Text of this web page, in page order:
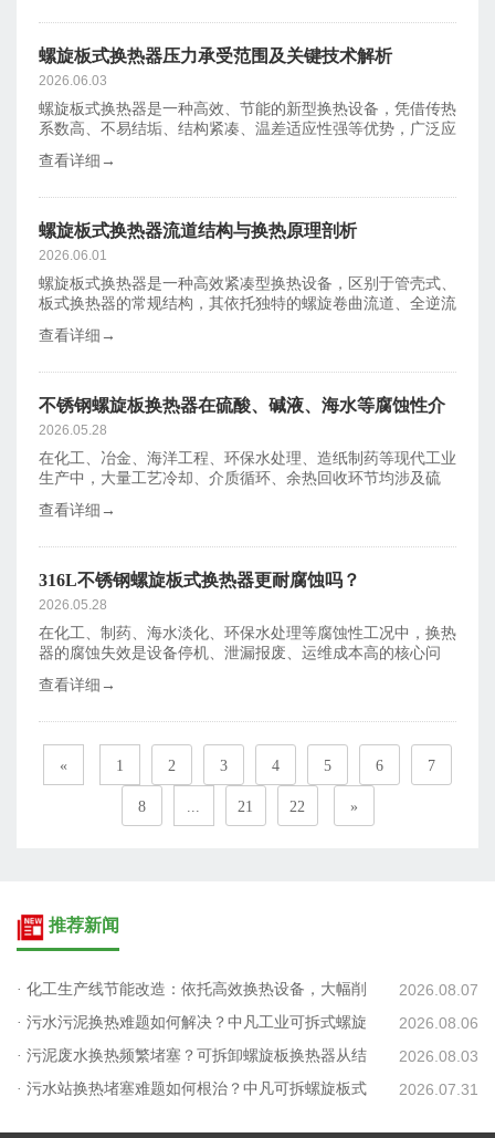
螺旋板式换热器压力承受范围及关键技术解析
2026.06.03
螺旋板式换热器是一种高效、节能的新型换热设备，凭借传热
系数高、不易结垢、结构紧凑、温差适应性强等优势，广泛应
查看详细→
螺旋板式换热器流道结构与换热原理剖析
2026.06.01
螺旋板式换热器是一种高效紧凑型换热设备，区别于管壳式、
板式换热器的常规结构，其依托独特的螺旋卷曲流道、全逆流
查看详细→
不锈钢螺旋板换热器在硫酸、碱液、海水等腐蚀性介
质冷却中的应用
2026.05.28
在化工、冶金、海洋工程、环保水处理、造纸制药等现代工业
生产中，大量工艺冷却、介质循环、余热回收环节均涉及硫
查看详细→
316L不锈钢螺旋板式换热器更耐腐蚀吗？
2026.05.28
​在化工、制药、海水淡化、环保水处理等腐蚀性工况中，换热
器的腐蚀失效是设备停机、泄漏报废、运维成本高的核心问
查看详细→
« 1 2 3 4 5 6 7
8 21 22 »
推荐新闻
2026.08.07
· 化工生产线节能改造：依托高效换热设备，大幅削
减蒸汽消耗
2026.08.06
· 污水污泥换热难题如何解决？中凡工业可拆式螺旋
板给出低碳方案
2026.08.03
· 污泥废水换热频繁堵塞？可拆卸螺旋板换热器从结
构解决清洗难题
2026.07.31
· 污水站换热堵塞难题如何根治？中凡可拆螺旋板式